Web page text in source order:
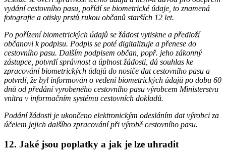
vydání cestovního pasu, pořídí se biometrické údaje, to znamená
fotografie a otisky prstů rukou občanů starších 12 let.
Po pořízení biometrických údajů se žádost vytiskne a předloží
občanovi k podpisu. Podpis se poté digitalizuje a přenese do
cestovního pasu. Dalším podpisem občan, popř. jeho zákonný
zástupce, potvrdí správnost a úplnost žádosti, dá souhlas ke
zpracování biometrických údajů do nosiče dat cestovního pasu a
potvrdí, že byl informován o vedení biometrických údajů po dobu 60
dnů od předání vyrobeného cestovního pasu výrobcem Ministerstvu
vnitra v informačním systému cestovních dokladů.
Podání žádosti je ukončeno elektronickým odesláním dat výrobci za
účelem jejich dalšího zpracování při výrobě cestovního pasu.
12. Jaké jsou poplatky a jak je lze uhradit